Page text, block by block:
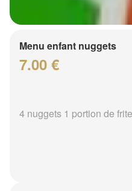
Menu enfant nuggets
7.00 €
4 nuggets 1 portion de